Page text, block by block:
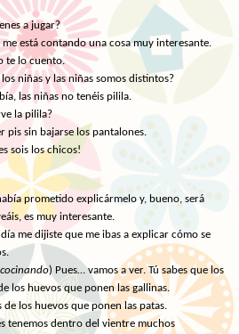
a jugar?
está contando una cosa muy interesante.
te lo cuento.
niñas y las niñas somos distintos?
las niñas no tenéis pilila.
la pilila?
pis sin bajarse los pantalones.
sois los chicos!
prometido explicármelo y, bueno, será
es muy interesante.
me dijiste que me ibas a explicar cómo se
) Pues… vamos a ver. Tú sabes que los
los huevos que ponen las gallinas.
de los huevos que ponen las patas.
tenemos dentro del vientre muchos